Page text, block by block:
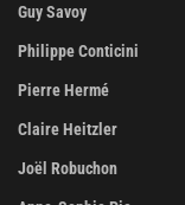
Guy Savoy
Philippe Conticini
Pierre Hermé
Claire Heitzler
Joël Robuchon